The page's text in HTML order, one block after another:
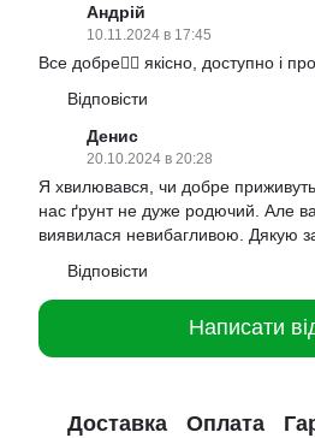
Андрій
10.11.2024 в 17:45
Все добре👍🏻 якісно, доступно і
Відповісти
Денис
20.10.2024 в 20:28
Я хвилювався, чи добре
нас ґрунт не дуже родючий. Але
виявилася невибагливою. Дякую за
Відповісти
Написати
Доставка Оплата